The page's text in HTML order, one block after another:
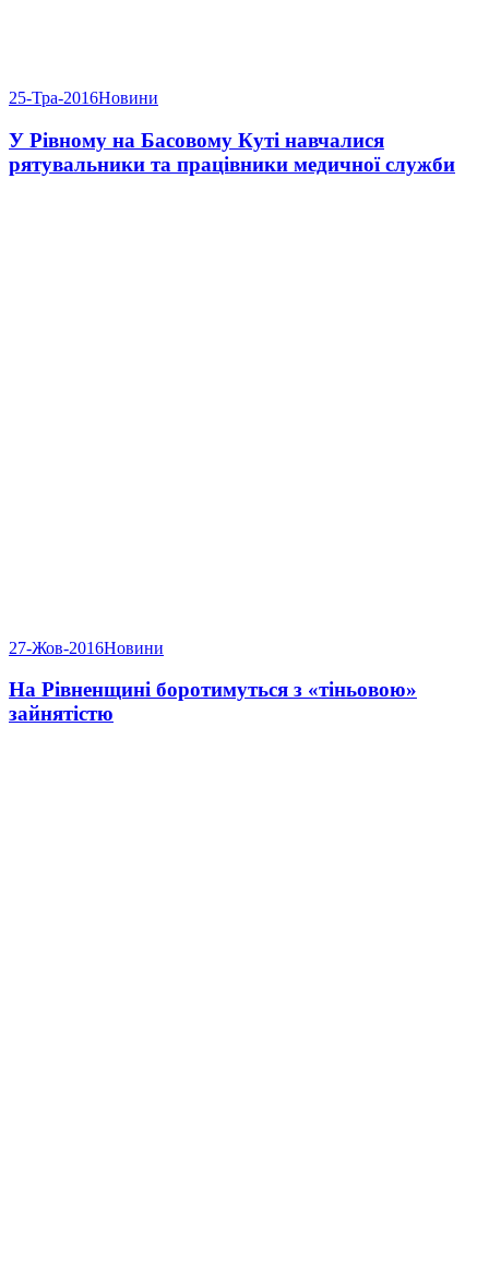
25-Тра-2016Новини
У Рівному на Басовому Куті навчалися
рятувальники та працівники медичної служби
27-Жов-2016Новини
На Рівненщині боротимуться з «тіньовою»
зайнятістю